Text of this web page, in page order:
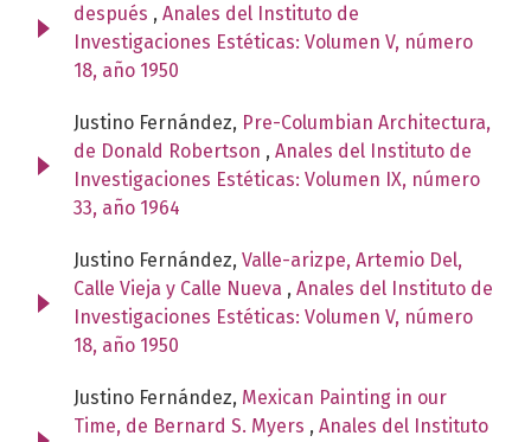
después , Anales del Instituto de
Investigaciones Estéticas: Volumen V, número
18, año 1950
Justino Fernández, Pre-Columbian Architectura,
de Donald Robertson , Anales del Instituto de
Investigaciones Estéticas: Volumen IX, número
33, año 1964
Justino Fernández, Valle-arizpe, Artemio Del,
Calle Vieja y Calle Nueva , Anales del Instituto de
Investigaciones Estéticas: Volumen V, número
18, año 1950
Justino Fernández, Mexican Painting in our
Time, de Bernard S. Myers , Anales del Instituto